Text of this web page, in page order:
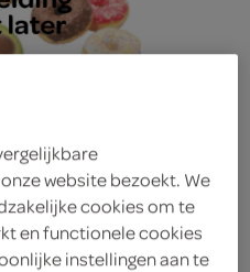
website bezoekt. We
cookies om te
en functionele cookies
instellingen aan te